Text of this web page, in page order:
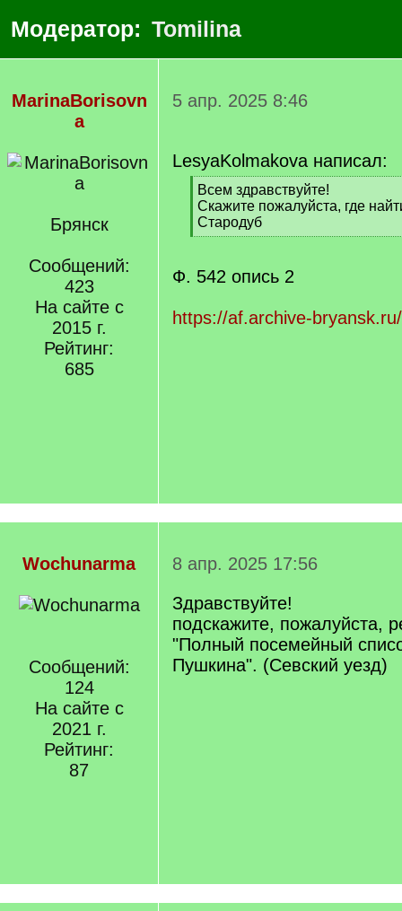
Модератор: Tomilina
MarinaBorisovn
a
Брянск
Сообщений:
423
На сайте с
2015 г.
Рейтинг:
685
5 апр. 2025 8:46
LesyaKolmakova написал:
[
q
]
Всем здравствуйте!
Скажите пожалуйста, где
Стародуб
[
q
]
Ф. 542 опись 2
https://af.archive-
Wochunarma
Сообщений:
124
На сайте с
2021 г.
Рейтинг:
87
8 апр. 2025 17:56
Здравствуйте!
подскажите, пожалуйста,
"Полный посемейный
Пушкина". (Севский уезд)